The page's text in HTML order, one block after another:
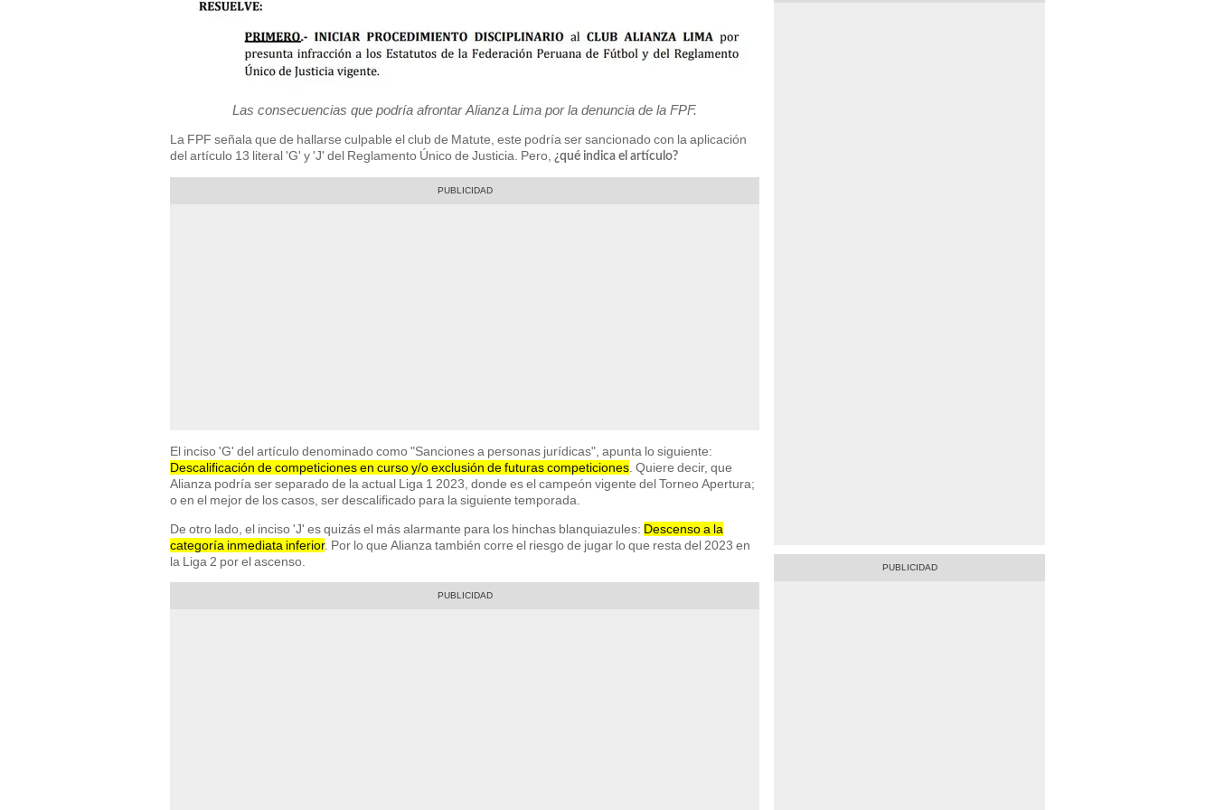
Las consecuencias que podría afrontar Alianza Lima por la denuncia de la FPF.
La FPF señala que de hallarse culpable el club de Matute, este podría ser sancionado con la aplicación
del artículo 13 literal 'G' y 'J' del Reglamento Único de Justicia. Pero, ¿qué indica el artículo?
El inciso 'G' del artículo denominado como "Sanciones a personas jurídicas", apunta lo siguiente:
Descalificación de competiciones en curso y/o exclusión de futuras competiciones. Quiere decir, que
Alianza podría ser separado de la actual Liga 1 2023, donde es el campeón vigente del Torneo Apertura;
o en el mejor de los casos, ser descalificado para la siguiente temporada.
De otro lado, el inciso 'J' es quizás el más alarmante para los hinchas blanquiazules: Descenso a la
categoría inmediata inferior. Por lo que Alianza también corre el riesgo de jugar lo que resta del 2023 en
la Liga 2 por el ascenso.